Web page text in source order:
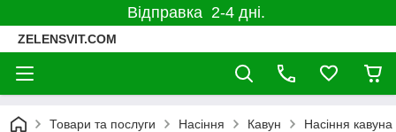
Відправка 2-4 дні.
ZELENSVIT.COM
Товари та послуги Насіння Кавун Насіння